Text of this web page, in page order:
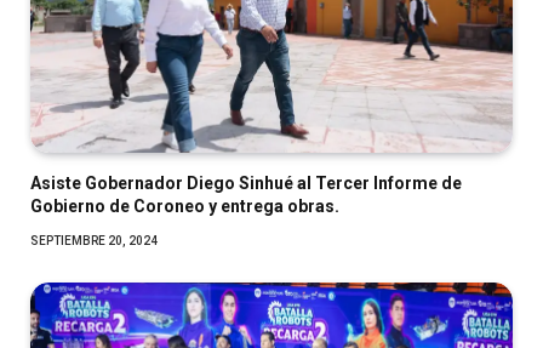
Asiste Gobernador Diego Sinhué al Tercer Informe de
Gobierno de Coroneo y entrega obras.
SEPTIEMBRE 20, 2024